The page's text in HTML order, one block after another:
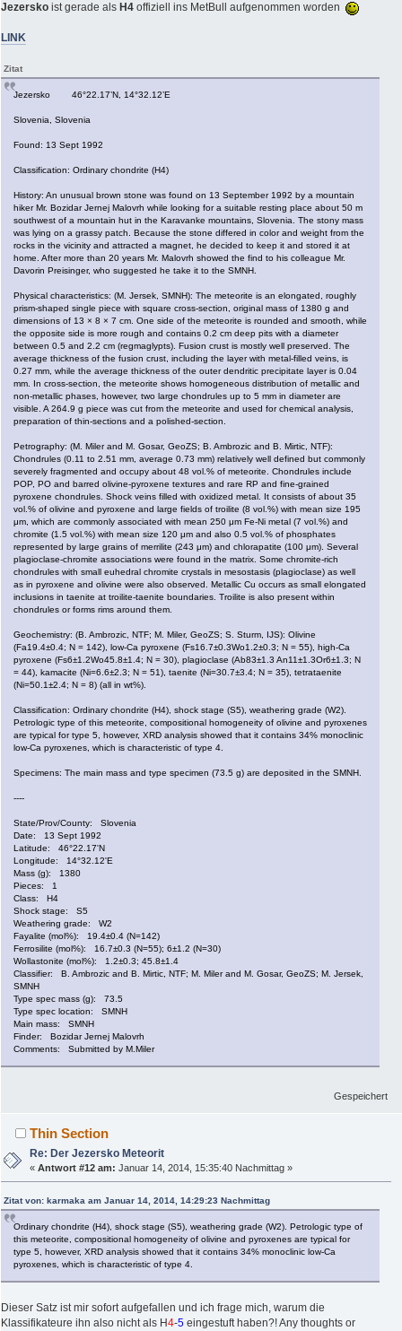
Jezersko ist gerade als H4 offiziell ins MetBull aufgenommen worden
LINK
Zitat
Jezersko 46°22.17’N, 14°32.12’E
Slovenia, Slovenia
Found: 13 Sept 1992
Classification: Ordinary chondrite (H4)
History: An unusual brown stone was found on 13 September 1992 by a mountain
hiker Mr. Bozidar Jernej Malovrh while looking for a suitable resting place about 50 m
southwest of a mountain hut in the Karavanke mountains, Slovenia. The stony mass
was lying on a grassy patch. Because the stone differed in color and weight from the
rocks in the vicinity and attracted a magnet, he decided to keep it and stored it at
home. After more than 20 years Mr. Malovrh showed the find to his colleague Mr.
Davorin Preisinger, who suggested he take it to the SMNH.
Physical characteristics: (M. Jersek, SMNH): The meteorite is an elongated, roughly
prism-shaped single piece with square cross-section, original mass of 1380 g and
dimensions of 13 × 8 × 7 cm. One side of the meteorite is rounded and smooth, while
the opposite side is more rough and contains 0.2 cm deep pits with a diameter
between 0.5 and 2.2 cm (regmaglypts). Fusion crust is mostly well preserved. The
average thickness of the fusion crust, including the layer with metal-filled veins, is
0.27 mm, while the average thickness of the outer dendritic precipitate layer is 0.04
mm. In cross-section, the meteorite shows homogeneous distribution of metallic and
non-metallic phases, however, two large chondrules up to 5 mm in diameter are
visible. A 264.9 g piece was cut from the meteorite and used for chemical analysis,
preparation of thin-sections and a polished-section.
Petrography: (M. Miler and M. Gosar, GeoZS; B. Ambrozic and B. Mirtic, NTF):
Chondrules (0.11 to 2.51 mm, average 0.73 mm) relatively well defined but commonly
severely fragmented and occupy about 48 vol.% of meteorite. Chondrules include
POP, PO and barred olivine-pyroxene textures and rare RP and fine-grained
pyroxene chondrules. Shock veins filled with oxidized metal. It consists of about 35
vol.% of olivine and pyroxene and large fields of troilite (8 vol.%) with mean size 195
μm, which are commonly associated with mean 250 μm Fe-Ni metal (7 vol.%) and
chromite (1.5 vol.%) with mean size 120 μm and also 0.5 vol.% of phosphates
represented by large grains of merrilite (243 μm) and chlorapatite (100 μm). Several
plagioclase-chromite associations were found in the matrix. Some chromite-rich
chondrules with small euhedral chromite crystals in mesostasis (plagioclase) as well
as in pyroxene and olivine were also observed. Metallic Cu occurs as small elongated
inclusions in taenite at troilite-taenite boundaries. Troilite is also present within
chondrules or forms rims around them.
Geochemistry: (B. Ambrozic, NTF; M. Miler, GeoZS; S. Sturm, IJS): Olivine
(Fa19.4±0.4; N = 142), low-Ca pyroxene (Fs16.7±0.3Wo1.2±0.3; N = 55), high-Ca
pyroxene (Fs6±1.2Wo45.8±1.4; N = 30), plagioclase (Ab83±1.3 An11±1.3Or6±1.3; N
= 44), kamacite (Ni=6.6±2.3; N = 51), taenite (Ni=30.7±3.4; N = 35), tetrataenite
(Ni=50.1±2.4; N = 8) (all in wt%).
Classification: Ordinary chondrite (H4), shock stage (S5), weathering grade (W2).
Petrologic type of this meteorite, compositional homogeneity of olivine and pyroxenes
are typical for type 5, however, XRD analysis showed that it contains 34% monoclinic
low-Ca pyroxenes, which is characteristic of type 4.
Specimens: The main mass and type specimen (73.5 g) are deposited in the SMNH.
----
State/Prov/County: Slovenia
Date: 13 Sept 1992
Latitude: 46°22.17'N
Longitude: 14°32.12'E
Mass (g): 1380
Pieces: 1
Class: H4
Shock stage: S5
Weathering grade: W2
Fayalite (mol%): 19.4±0.4 (N=142)
Ferrosilite (mol%): 16.7±0.3 (N=55); 6±1.2 (N=30)
Wollastonite (mol%): 1.2±0.3; 45.8±1.4
Classifier: B. Ambrozic and B. Mirtic, NTF; M. Miler and M. Gosar, GeoZS; M. Jersek,
SMNH
Type spec mass (g): 73.5
Type spec location: SMNH
Main mass: SMNH
Finder: Bozidar Jernej Malovrh
Comments: Submitted by M.Miler
Gespeichert
Thin Section
Re: Der Jezersko Meteorit
«Antwort #12 am: Januar 14, 2014, 15:35:40 Nachmittag »
Zitat von: karmaka am Januar 14, 2014, 14:29:23 Nachmittag
Ordinary chondrite (H4), shock stage (S5), weathering grade (W2). Petrologic type of
this meteorite, compositional homogeneity of olivine and pyroxenes are typical for
type 5, however, XRD analysis showed that it contains 34% monoclinic low-Ca
pyroxenes, which is characteristic of type 4.
Dieser Satz ist mir sofort aufgefallen und ich frage mich, warum die
Klassifikateure ihn also nicht als H4-5 eingestuft haben?! Any thoughts or